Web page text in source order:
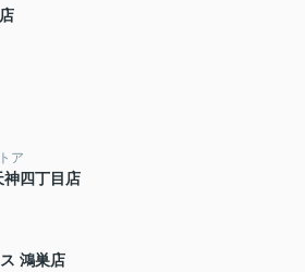
ア
神四丁目店
鴻巣店